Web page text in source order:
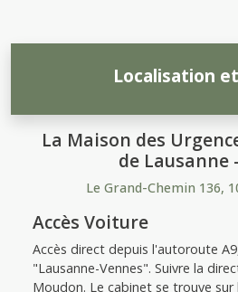
Localisation
La Maison des
de Lausanne
Le Grand-Chemin 136,
Accès Voiture
Accès direct depuis l'autoroute
"Lausanne-Vennes". Suivre la
Moudon. Le cabinet se trouve